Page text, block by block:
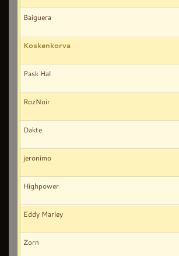
Baiguera
Koskenkorva
Pask Hal
RozNoir
Dakte
jeronimo
Highpower
Eddy Marley
Zorn